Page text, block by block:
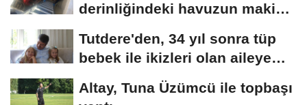
derinliğindeki havuzun makine
Tutdere'den, 34 yıl sonra tüp
bebek ile ikizleri olan aileye
Altay, Tuna Üzümcü ile topbaşı